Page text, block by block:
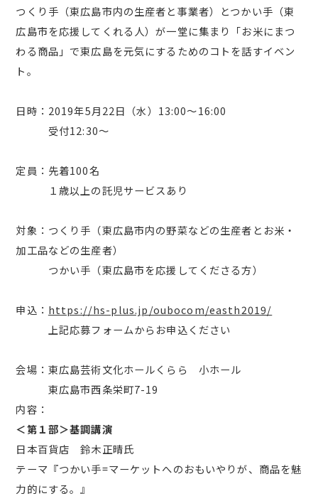
つくり手（東広島市内の生産者と事業者）とつかい手（東
広島市を応援してくれる人）が一堂に集まり「お米にまつ
わる商品」で東広島を元気にするためのコトを話すイベン
ト。
日時：2019年5月22日（水）13:00～16:00
受付12:30～
定員：先着100名
１歳以上の託児サービスあり
対象：つくり手（東広島市内の野菜などの生産者とお米・
加工品などの生産者）
つかい手（東広島市を応援してくださる方）
申込： https://hs-plus.jp/oubocom/easth2019/
上記応募フォームからお申込ください
会場：東広島芸術文化ホールくらら 小ホール
東広島市西条栄町7-19
内容：
＜第１部＞基調講演
日本百貨店 鈴木正晴氏
テーマ『つかい手=マーケットへのおもいやりが、商品を魅
力的にする。』